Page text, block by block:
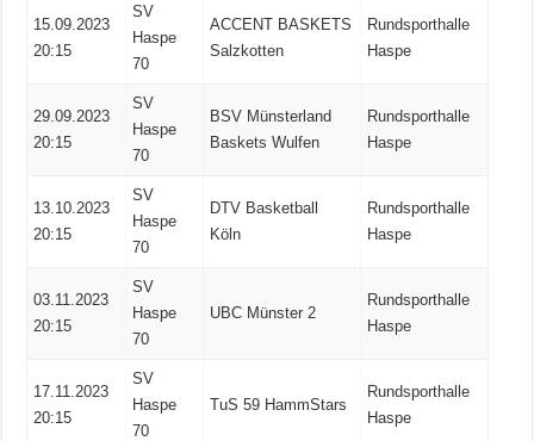
15.09.2023
20:15
SV
Haspe
70
ACCENT BASKETS
Salzkotten
Rundsporthalle
Haspe
29.09.2023
20:15
SV
Haspe
70
BSV Münsterland
Baskets Wulfen
Rundsporthalle
Haspe
13.10.2023
20:15
SV
Haspe
70
DTV Basketball
Köln
Rundsporthalle
Haspe
03.11.2023
20:15
SV
Haspe
70
UBC Münster 2
Rundsporthalle
Haspe
17.11.2023
20:15
SV
Haspe
70
TuS 59 HammStars
Rundsporthalle
Haspe